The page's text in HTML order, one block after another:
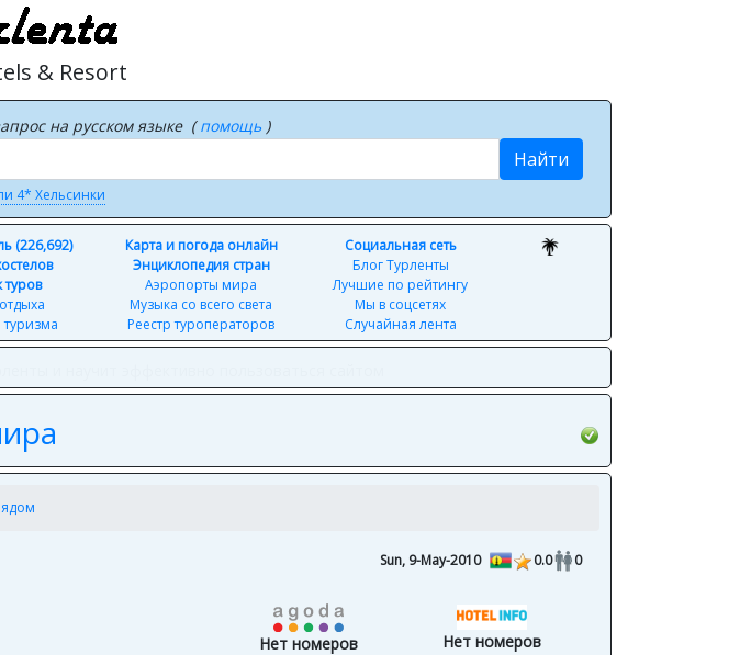
& Resort
на русском языке (помощь )
Найти
4* Хельсинки
(226,692)
туров
туризма
Карта и погода онлайн
Энциклопедия стран
Аэропорты мира
Музыка со всего света
Реестр туроператоров
Социальная сеть
Блог Турленты
Лучшие по рейтингу
Мы в соцсетях
Случайная лента
Sun, 9-May-2010 0.0 0
Нет номеров Нет номеров